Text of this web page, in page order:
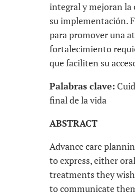
integral y mejoran la
su implementación.
para promover una
fortalecimiento
que faciliten su
Palabras clave:
final de la vida
ABSTRACT
Advance care
to express, either
treatments they
to communicate